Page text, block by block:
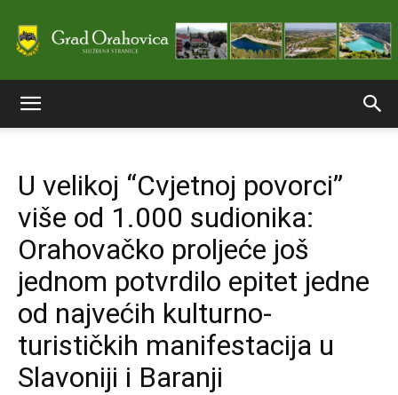
stranice
Grada
Orahovice
U velikoj “Cvjetnoj povorci”
više od 1.000 sudionika:
Orahovačko proljeće još
jednom potvrdilo epitet jedne
od najvećih kulturno-
turističkih manifestacija u
Slavoniji i Baranji